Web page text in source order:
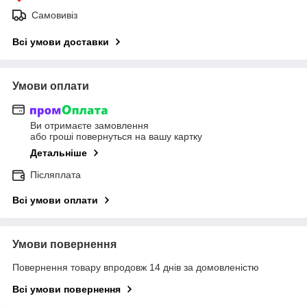
Самовивіз
Всі умови доставки
Умови оплати
Ви отримаєте замовлення
або гроші повернуться на вашу картку
Детальніше
Післяплата
Всі умови оплати
Умови повернення
Повернення товару впродовж 14 днів за домовленістю
Всі умови повернення